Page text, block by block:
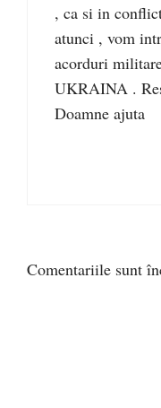
, ca si in
atunci , vom
acorduri
UKRAINA .
Doamne ajuta
Comentariile sunt